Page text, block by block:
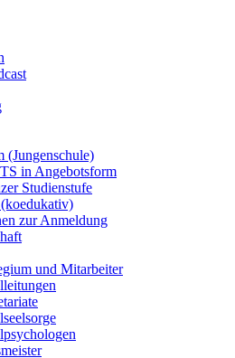
(Jungenschule)
in Angebotsform
Studienstufe
zur Anmeldung
und Mitarbeiter